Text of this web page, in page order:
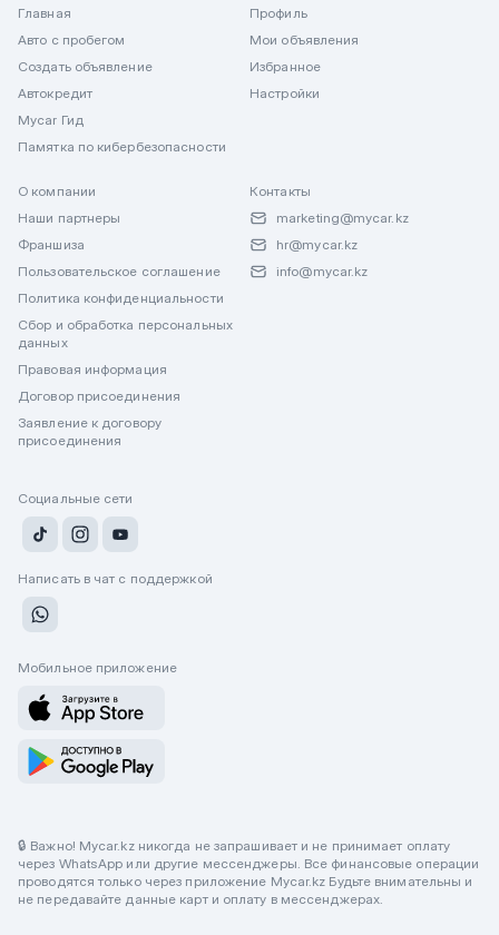
Главная
Авто с пробегом
Создать объявление
Автокредит
Mycar Гид
Памятка по кибербезопасности
Профиль
Мои объявления
Избранное
Настройки
О компании
Наши партнеры
Франшиза
Пользовательское соглашение
Политика конфиденциальности
Сбор и обработка персональных
данных
Правовая информация
Договор присоединения
Заявление к договору
присоединения
Контакты
marketing@mycar.kz
hr@mycar.kz
info@mycar.kz
Социальные сети
Написать в чат с поддержкой
Мобильное приложение
🔒 Важно! Mycar.kz никогда не запрашивает и не принимает оплату
через WhatsApp или другие мессенджеры. Все финансовые операции
проводятся только через приложение Mycar.kz Будьте внимательны и
не передавайте данные карт и оплату в мессенджерах.